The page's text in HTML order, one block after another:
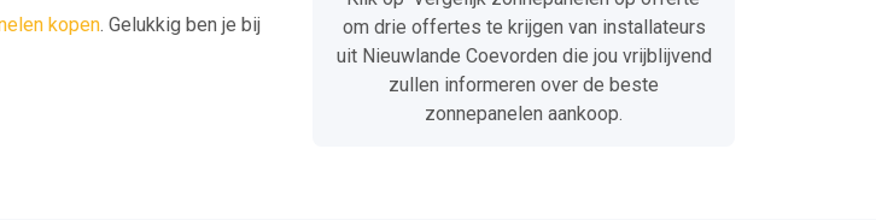
kopen. Gelukkig ben je bij
om drie offertes te krijgen van installateurs
uit Nieuwlande Coevorden die jou vrijblijvend
zullen informeren over de beste
zonnepanelen aankoop.